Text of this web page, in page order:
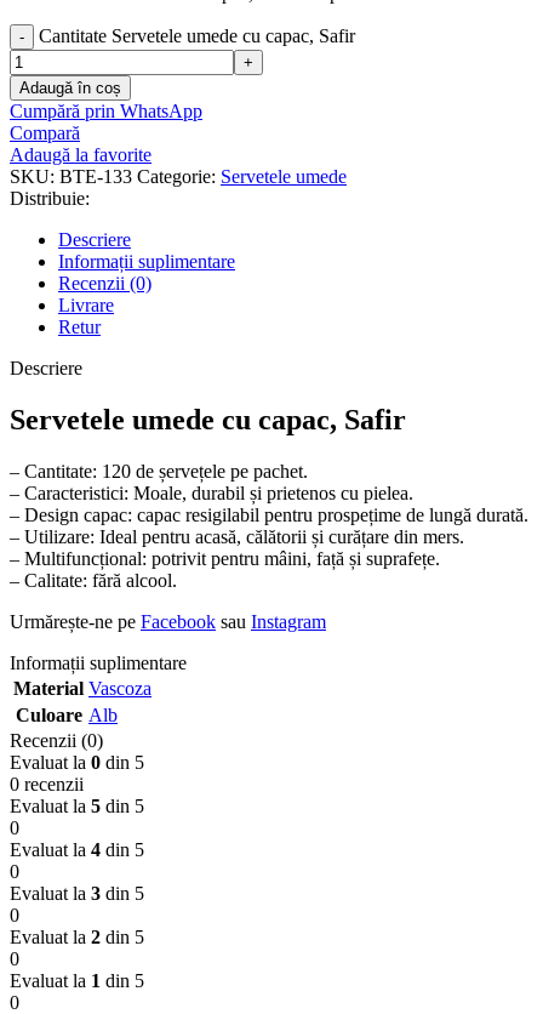
Cantitate Servetele umede cu capac, Safir
Adaugă în coș
Cumpără prin WhatsApp
Compară
Adaugă la favorite
SKU: BTE-133 Categorie: Servetele umede
Distribuie:
Descriere
Informații suplimentare
Recenzii (0)
Livrare
Retur
Descriere
Servetele umede cu capac, Safir
– Cantitate: 120 de șervețele pe pachet.
– Caracteristici: Moale, durabil și prietenos cu pielea.
– Design capac: capac resigilabil pentru prospețime de lungă durată.
– Utilizare: Ideal pentru acasă, călătorii și curățare din mers.
– Multifuncțional: potrivit pentru mâini, față și suprafețe.
– Calitate: fără alcool.
Urmărește-ne pe Facebook sau Instagram
Informații suplimentare
Material Vascoza
Culoare Alb
Recenzii (0)
Evaluat la 0 din 5
0 recenzii
Evaluat la 5 din 5
0
Evaluat la 4 din 5
0
Evaluat la 3 din 5
0
Evaluat la 2 din 5
0
Evaluat la 1 din 5
0